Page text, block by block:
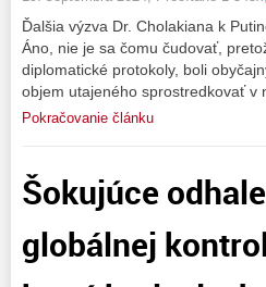
Ďalšia výzva Dr. Cholakiana k
Áno, nie je sa čomu čudovať,
diplomatické protokoly, boli
objem utajeného sprostredkovať
Pokračovanie článku
Šokujúce
globálnej